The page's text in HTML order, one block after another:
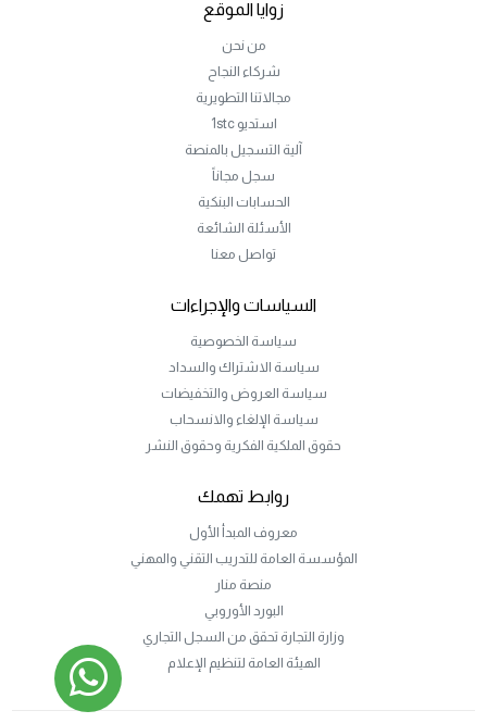
زوايا الموقع
من نحن
شركاء النجاح
مجالاتنا التطويرية
استديو 1stc
آلية التسجيل بالمنصة
سجل مجاناً
الحسابات البنكية
الأسئلة الشائعة
تواصل معنا
السياسات والإجراءات
سياسة الخصوصية
سياسة الاشتراك والسداد
سياسة العروض والتخفيضات
سياسة الإلغاء والانسحاب
حقوق الملكية الفكرية وحقوق النشر
روابط تهمك
معروف المبدأ الأول
المؤسسة العامة للتدريب التقني والمهني
منصة منار
البورد الأوروبي
وزارة التجارة تحقق من السجل التجاري
الهيئة العامة لتنظيم الإعلام